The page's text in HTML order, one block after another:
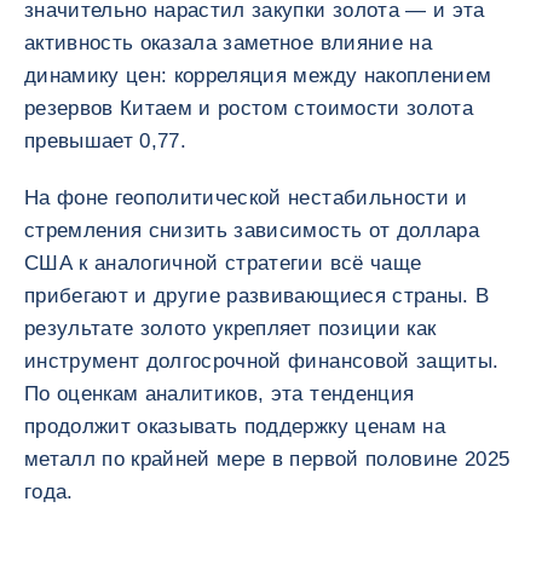
значительно нарастил закупки золота — и эта
активность оказала заметное влияние на
динамику цен: корреляция между накоплением
резервов Китаем и ростом стоимости золота
превышает 0,77.
На фоне геополитической нестабильности и
стремления снизить зависимость от доллара
США к аналогичной стратегии всё чаще
прибегают и другие развивающиеся страны. В
результате золото укрепляет позиции как
инструмент долгосрочной финансовой защиты.
По оценкам аналитиков, эта тенденция
продолжит оказывать поддержку ценам на
металл по крайней мере в первой половине 2025
года.